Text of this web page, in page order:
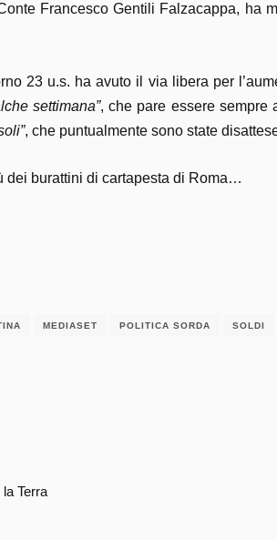
Francesco Gentili Falzacappa, ha
23 u.s. ha avuto il via libera per
settimana”, che pare essere sempre
, che puntualmente sono state
dei burattini di cartapesta di Roma…
MEDIASET POLITICA SORDA SOLDI
Terra